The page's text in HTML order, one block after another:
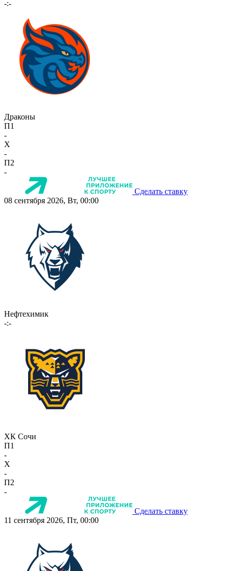
-:-
Драконы
П1
-
X
-
П2
-
Сделать ставку
08 сентября 2026, Вт, 00:00
Нефтехимик
-:-
ХК Сочи
П1
-
X
-
П2
-
Сделать ставку
11 сентября 2026, Пт, 00:00